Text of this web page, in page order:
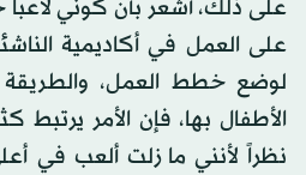
على ذلك، أشعر بأن كوني لاعباً
على العمل في أكاديمية
لوضع خطط العمل،
الأطفال بها، فإن الأمر يرتبط
نظراً لأنني ما زلت ألعب في